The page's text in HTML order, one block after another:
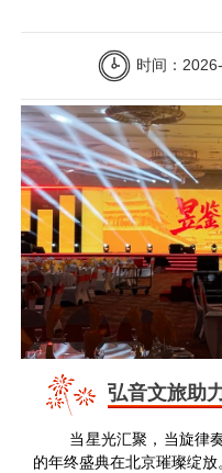
时间：
弘音文旅助
当星光汇聚，当旋律奏
的年终盛典在北京璀璨绽放